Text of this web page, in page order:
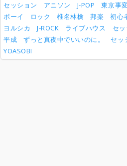
セッション アニソン J-POP 東京事
ボーイ
ロック 椎名林檎 邦楽 初心
ヨルシカ
J-ROCK ライブハウス セ
平成
ずっと真夜中でいいのに。 セッ
YOASOBI